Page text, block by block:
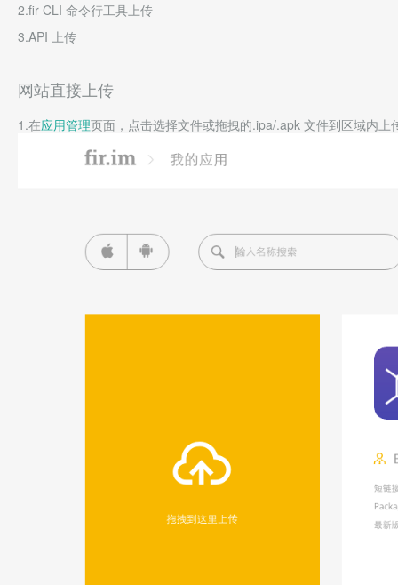
2.fir-CLI 命令行工具上传
3.API 上传
网站直接上传
1.在应用管理页面，点击选择文件或拖拽的.ipa/.apk 文件到区域内上